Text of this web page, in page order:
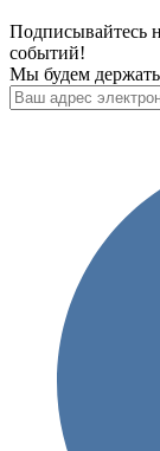
Подписывайтесь
событий!
Мы будем